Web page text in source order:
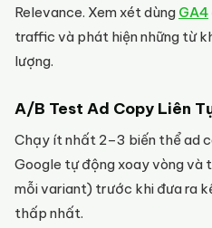
Relevance. Xem xét dùng GA4
traffic và phát hiện những từ
lượng.
A/B Test Ad Copy Liên
Chạy ít nhất 2–3 biến thể ad
Google tự động xoay vòng và
mỗi variant) trước khi đưa ra
thấp nhất.